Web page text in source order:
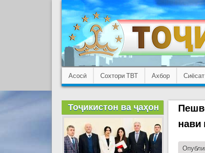
Асосӣ Сохтори ТВТ Ахбор Сиёсат
нави
Тоҷикистон ва ҷаҳон